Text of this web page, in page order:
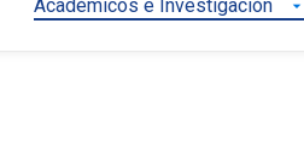
Académicos e Investigación arrow_drop_down